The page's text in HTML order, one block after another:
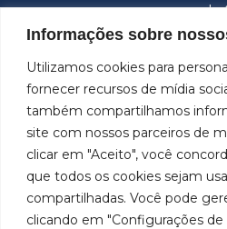
Informações sobre
Utilizamos cookies para
fornecer recursos de mídia
também compartilhamos
site com nossos parceiros de
clicar em "Aceito", você
que todos os cookies sejam
compartilhadas. Você pode
clicando em "Configurações
América
do
Sul.
do
SP
001
Imagens meramente
alterações sem aviso
reservados à José Murilia
Ltda.